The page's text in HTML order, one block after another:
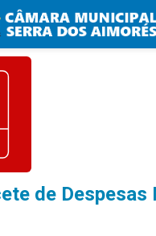
de Despesas